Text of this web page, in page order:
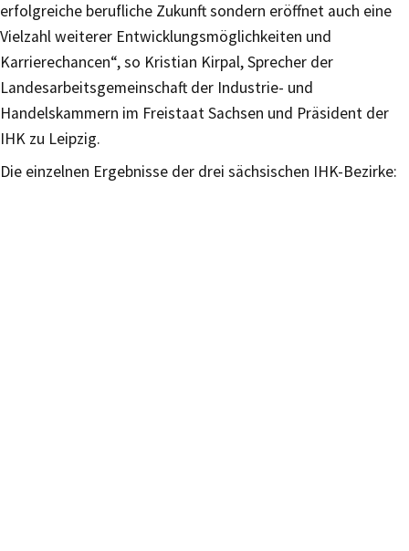
erfolgreiche berufliche Zukunft sondern eröffnet auch eine
Vielzahl weiterer Entwicklungsmöglichkeiten und
Karrierechancen“, so Kristian Kirpal, Sprecher der
Landesarbeitsgemeinschaft der Industrie- und
Handelskammern im Freistaat Sachsen und Präsident der
IHK zu Leipzig.
Die einzelnen Ergebnisse der drei sächsischen IHK-Bezirke: